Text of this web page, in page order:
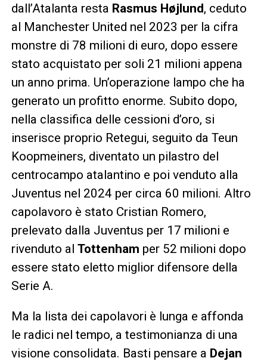
dall’Atalanta resta Rasmus Højlund, ceduto
al Manchester United nel 2023 per la cifra
monstre di 78 milioni di euro, dopo essere
stato acquistato per soli 21 milioni appena
un anno prima. Un’operazione lampo che ha
generato un profitto enorme. Subito dopo,
nella classifica delle cessioni d’oro, si
inserisce proprio Retegui, seguito da Teun
Koopmeiners, diventato un pilastro del
centrocampo atalantino e poi venduto alla
Juventus nel 2024 per circa 60 milioni. Altro
capolavoro è stato Cristian Romero,
prelevato dalla Juventus per 17 milioni e
rivenduto al Tottenham per 52 milioni dopo
essere stato eletto miglior difensore della
Serie A.
Ma la lista dei capolavori è lunga e affonda
le radici nel tempo, a testimonianza di una
visione consolidata. Basti pensare a Dejan